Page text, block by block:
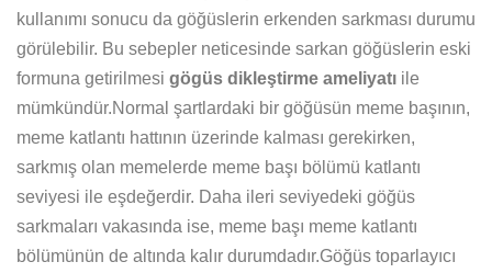
kullanımı sonucu da göğüslerin erkenden sarkması durumu
görülebilir. Bu sebepler neticesinde sarkan göğüslerin eski
formuna getirilmesi gögüs dikleştirme ameliyatı ile
mümkündür.Normal şartlardaki bir göğüsün meme başının,
meme katlantı hattının üzerinde kalması gerekirken,
sarkmış olan memelerde meme başı bölümü katlantı
seviyesi ile eşdeğerdir. Daha ileri seviyedeki göğüs
sarkmaları vakasında ise, meme başı meme katlantı
bölümünün de altında kalır durumdadır.Göğüs toparlayıcı